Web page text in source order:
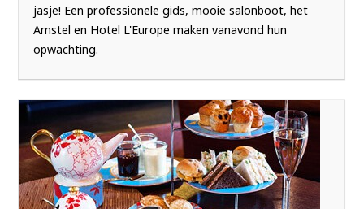
jasje! Een professionele gids, mooie salonboot, het
Amstel en Hotel L'Europe maken vanavond hun
opwachting.